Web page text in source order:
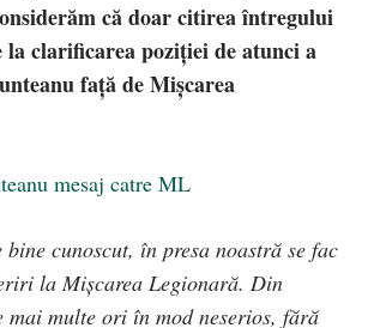
că doar citirea întregului
la clarificarea poziției de atunci a
față de Mișcarea
bine cunoscut, în presa noastră se fac
la Mişcarea Legionară. Din
mai multe ori în mod neserios, fără